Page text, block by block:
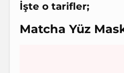
İşte o tarifler;
Matcha Yüz